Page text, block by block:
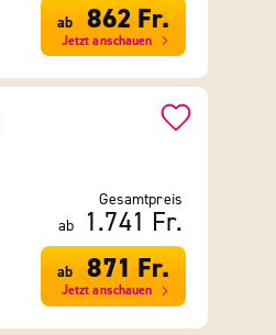
ab 862 Fr.
Jetzt anschauen
Gesamtpreis
ab
1.741 Fr.
ab 871 Fr.
Jetzt anschauen